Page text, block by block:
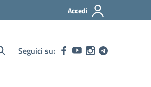
Accedi
Seguici su: